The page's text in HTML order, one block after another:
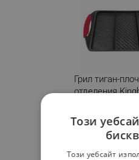
Грил тиган-
отделения
Мраморно
Индукция,
Разглеждате
продукт
Този
Този уебсайт